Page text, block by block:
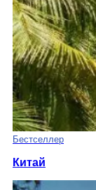
Бестселлер
Китай